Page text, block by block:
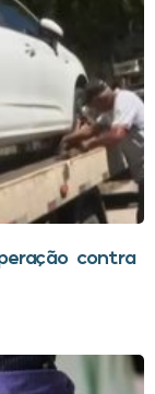
contra